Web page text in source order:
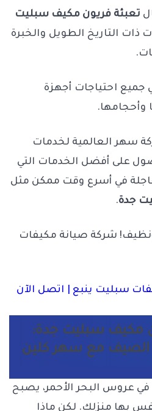
تعبئة فريون مكيف سبليت
ذات التاريخ الطويل والخبرة
جميع احتياجات أجهزة
وأحجامها.
سهر العالمية لخدمات
على أفضل الخدمات التي
في أسرع وقت ممكن مثل
جدة.
شركة صيانة مكيفات
سبليت ينبع | اتصل الآن
مكيف سبليت جدة:
الصيف مع سهر كلين
في عروس البحر الأحمر، يصبح
بها منزلك. لكن ماذا